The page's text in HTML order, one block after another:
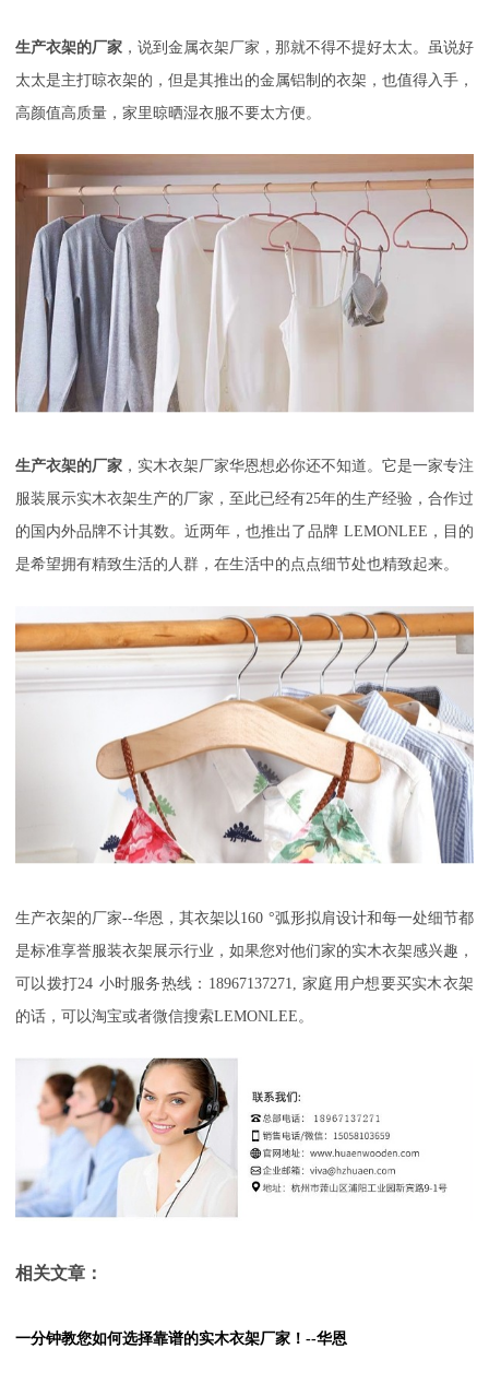
生产衣架的厂家 ，说到金属衣架厂家，那就不得不提好太太。虽说好
太太是主打晾衣架的，但是其推出的金属铝制的衣架，也值得入手，
高颜值高质量，家里晾晒湿衣服不要太方便。
生产衣架的厂家 ，实木衣架厂家华恩想必你还不知道。它是一家专注
服装展示实木衣架生产的厂家，至此已经有25年的生产经验，合作过
的国内外品牌不计其数。近两年，也推出了品牌 LEMONLEE ，目的
是希望拥有精致生活的人群，在生活中的点点细节处也精致起来。
生产衣架的厂家--华恩，其衣架以 160 °弧形拟肩设计和每一处细节都
是标准享誉服装衣架展示行业，如果您对他们家的实木衣架感兴趣，
可以拨打24 小时服务热线： 18967137271,
家庭用户想要买实木衣架
的话，可以淘宝或者微信搜索LEMONLEE 。
相关文章：
一分钟教您如何选择靠谱的实木衣架厂家！--华恩